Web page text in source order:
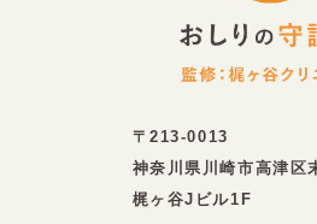
〒213-0013
神奈川県川崎市高津区
梶ヶ谷Jビル1F